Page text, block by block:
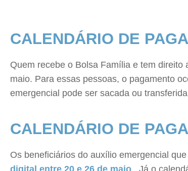
CALENDÁRIO DE
Quem recebe o Bolsa Família e tem
maio. Para essas pessoas, o pagamento
emergencial pode ser sacada ou
CALENDÁRIO DE
Os beneficiários do auxílio emergencial
digital entre 20 e 26 de maio. Já o